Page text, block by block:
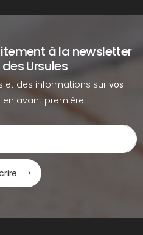
à la newsletter
Ursules
et des informations sur vos
en avant première.